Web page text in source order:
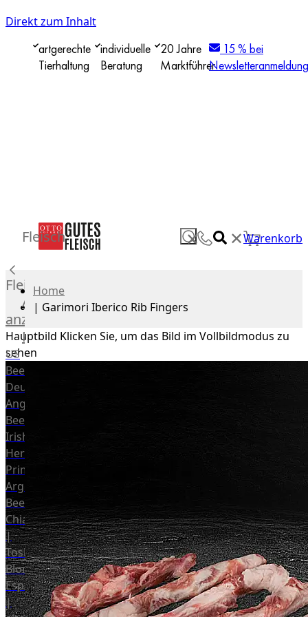
Direkt zum Inhalt
artgerechte
Tierhaltung
individuelle
Beratung
20 Jahre
Marktführer
15 % bei
Newsletteranmeldung
✕ ✕Warenkorb
Fleisch
Fleisch
Alle
anzeigen
Rind
US
Beef
Deutsches
Angus
Beef
Irish
Hereford
Prime
Argentina
Beef
Chianina
|
Toskana
Blonda
Espanola
|
Home
| Garimori Iberico Rib Fingers
Hauptbild Klicken Sie, um das Bild im Vollbildmodus zu
sehen